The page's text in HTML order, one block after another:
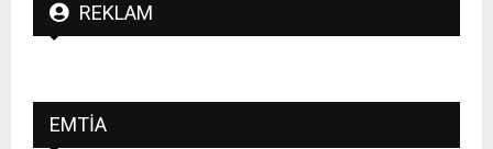
REKLAM
EMTIA